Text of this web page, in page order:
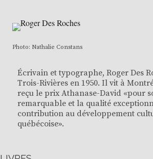
Photo: Nathalie Constans
Écrivain et typographe, Roger Des
Trois-Rivières en 1950. Il vit à
reçu le prix Athanase-David «pour
remarquable et la qualité
contribution au développement
québécoise».